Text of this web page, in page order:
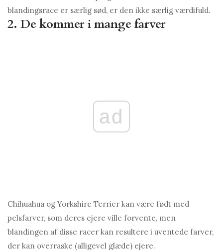
blandingsrace er særlig sød, er den ikke særlig værdifuld.
2. De kommer i mange farver
ad
Chihuahua og Yorkshire Terrier kan være født med
pelsfarver, som deres ejere ville forvente, men
blandingen af ​​disse racer kan resultere i uventede farver,
der kan overraske (alligevel glæde) ejere.